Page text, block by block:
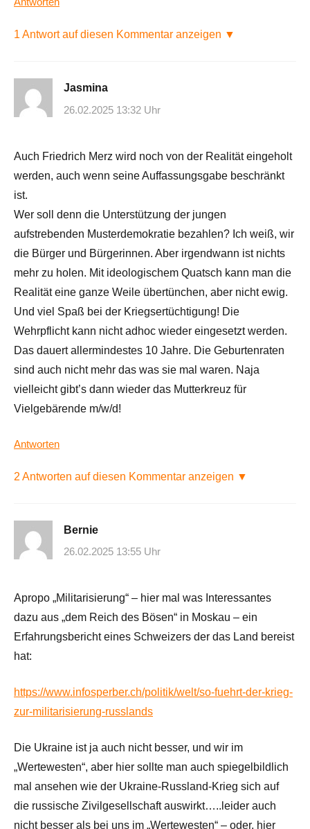
1 Antwort auf diesen Kommentar anzeigen ▼
Jasmina
26.02.2025 13:32 Uhr
Auch Friedrich Merz wird noch von der Realität eingeholt
werden, auch wenn seine Auffassungsgabe beschränkt
ist.
Wer soll denn die Unterstützung der jungen
aufstrebenden Musterdemokratie bezahlen? Ich weiß, wir
die Bürger und Bürgerinnen. Aber irgendwann ist nichts
mehr zu holen. Mit ideologischem Quatsch kann man die
Realität eine ganze Weile übertünchen, aber nicht ewig.
Und viel Spaß bei der Kriegsertüchtigung! Die
Wehrpflicht kann nicht adhoc wieder eingesetzt werden.
Das dauert allermindestes 10 Jahre. Die Geburtenraten
sind auch nicht mehr das was sie mal waren. Naja
vielleicht gibt’s dann wieder das Mutterkreuz für
Vielgebärende m/w/d!
Antworten
2 Antworten auf diesen Kommentar anzeigen ▼
Bernie
26.02.2025 13:55 Uhr
Apropo „Militarisierung“ – hier mal was Interessantes
dazu aus „dem Reich des Bösen“ in Moskau – ein
Erfahrungsbericht eines Schweizers der das Land bereist
hat:
https://www.infosperber.ch/politik/welt/so-fuehrt-der-krieg-
zur-militarisierung-russlands
Die Ukraine ist ja auch nicht besser, und wir im
„Wertewesten“, aber hier sollte man auch spiegelbildlich
mal ansehen wie der Ukraine-Russland-Krieg sich auf
die russische Zivilgesellschaft auswirkt…..leider auch
nicht besser als bei uns im „Wertewesten“ – oder, hier